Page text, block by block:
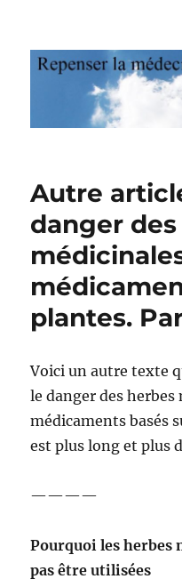
Repenser la
Autre
danger
plantes.
Voici un autre texte
le danger des herbes
médicaments basés
est plus long et plus
————
Pourquoi les herbes
pas être utilisées